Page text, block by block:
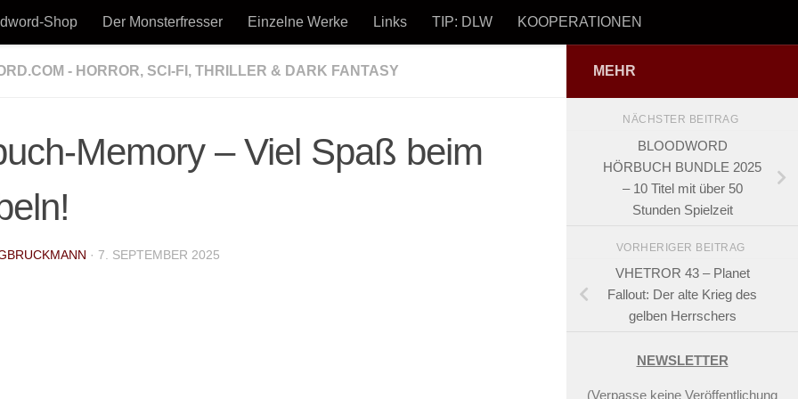
Shop Der Monsterfresser Einzelne Werke Links TIP: DLW KOOPERATIONEN
- HORROR, SCI-FI, THRILLER & DARK FANTASY
Memory – Viel Spaß beim
· 7. SEPTEMBER 2025
MEHR
NÄCHSTER BEITRAG
BLOODWORD
HÖRBUCH BUNDLE 2025
– 10 Titel mit über 50
Stunden Spielzeit
VORHERIGER BEITRAG
VHETROR 43 – Planet
Fallout: Der alte Krieg des
gelben Herrschers
NEWSLETTER
(Verpasse keine Veröffentlichung